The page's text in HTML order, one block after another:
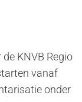
KNVB Regio
vanaf
onder